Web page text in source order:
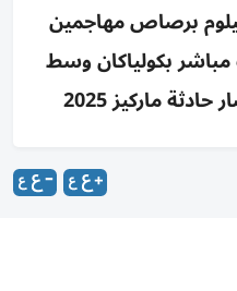
برصاص مهاجمين
بكولياكان وسط
ماركيز 2025